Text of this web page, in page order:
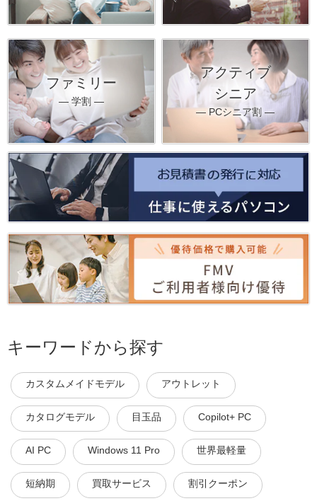
ファミリー
― 学割 ―
アクティブ
シニア
― PCシニア割 ―
キーワードから探す
カスタムメイドモデル アウトレット
カタログモデル 目玉品 Copilot+ PC
AI PC Windows 11 Pro 世界最軽量
短納期 買取サービス 割引クーポン